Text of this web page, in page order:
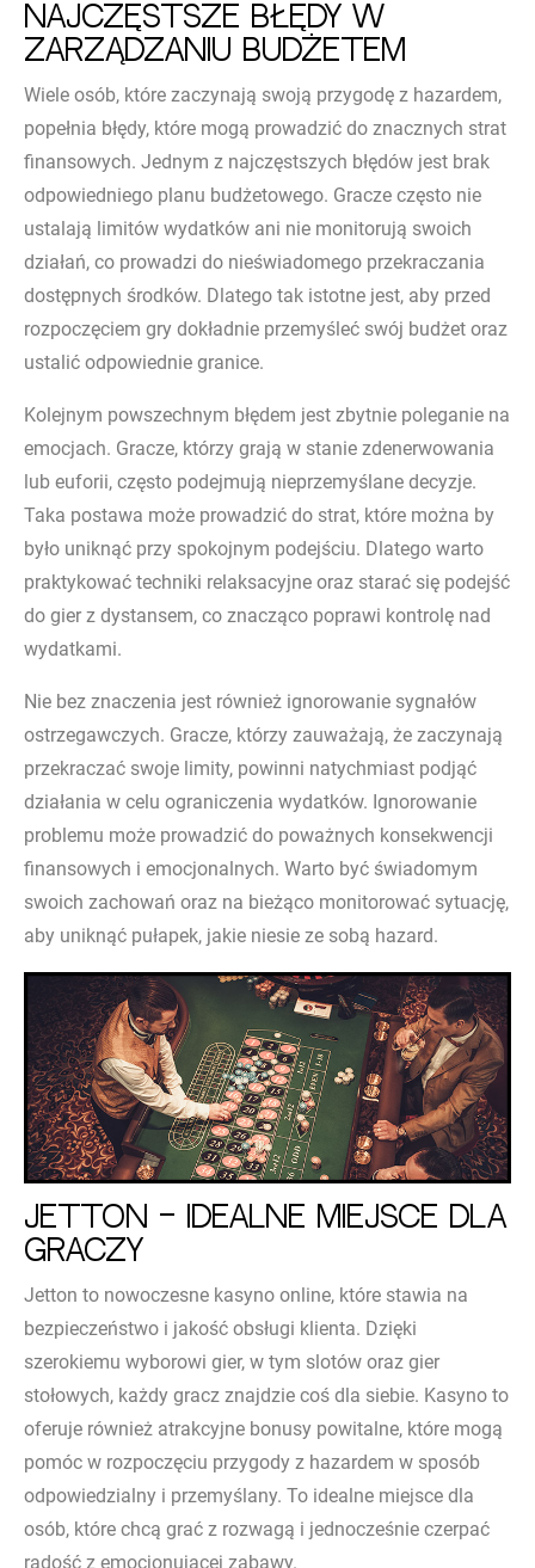
Najczęstsze błędy w
zarządzaniu budżetem
Wiele osób, które zaczynają swoją przygodę z hazardem,
popełnia błędy, które mogą prowadzić do znacznych strat
finansowych. Jednym z najczęstszych błędów jest brak
odpowiedniego planu budżetowego. Gracze często nie
ustalają limitów wydatków ani nie monitorują swoich
działań, co prowadzi do nieświadomego przekraczania
dostępnych środków. Dlatego tak istotne jest, aby przed
rozpoczęciem gry dokładnie przemyśleć swój budżet oraz
ustalić odpowiednie granice.
Kolejnym powszechnym błędem jest zbytnie poleganie na
emocjach. Gracze, którzy grają w stanie zdenerwowania
lub euforii, często podejmują nieprzemyślane decyzje.
Taka postawa może prowadzić do strat, które można by
było uniknąć przy spokojnym podejściu. Dlatego warto
praktykować techniki relaksacyjne oraz starać się podejść
do gier z dystansem, co znacząco poprawi kontrolę nad
wydatkami.
Nie bez znaczenia jest również ignorowanie sygnałów
ostrzegawczych. Gracze, którzy zauważają, że zaczynają
przekraczać swoje limity, powinni natychmiast podjąć
działania w celu ograniczenia wydatków. Ignorowanie
problemu może prowadzić do poważnych konsekwencji
finansowych i emocjonalnych. Warto być świadomym
swoich zachowań oraz na bieżąco monitorować sytuację,
aby uniknąć pułapek, jakie niesie ze sobą hazard.
Jetton – idealne miejsce dla
graczy
Jetton to nowoczesne kasyno online, które stawia na
bezpieczeństwo i jakość obsługi klienta. Dzięki
szerokiemu wyborowi gier, w tym slotów oraz gier
stołowych, każdy gracz znajdzie coś dla siebie. Kasyno to
oferuje również atrakcyjne bonusy powitalne, które mogą
pomóc w rozpoczęciu przygody z hazardem w sposób
odpowiedzialny i przemyślany. To idealne miejsce dla
osób, które chcą grać z rozwagą i jednocześnie czerpać
radość z emocjonującej zabawy.